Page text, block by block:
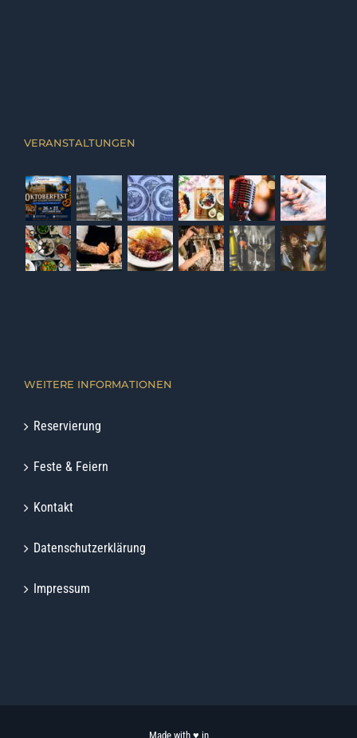
VERANSTALTUNGEN
WEITERE INFORMATIONEN
Reservierung
Feste & Feiern
Kontakt
Datenschutzerklärung
Impressum
Made with ♥ in